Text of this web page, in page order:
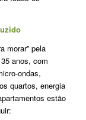
morar” pela
anos, com
ondas,
quartos, energia
estão